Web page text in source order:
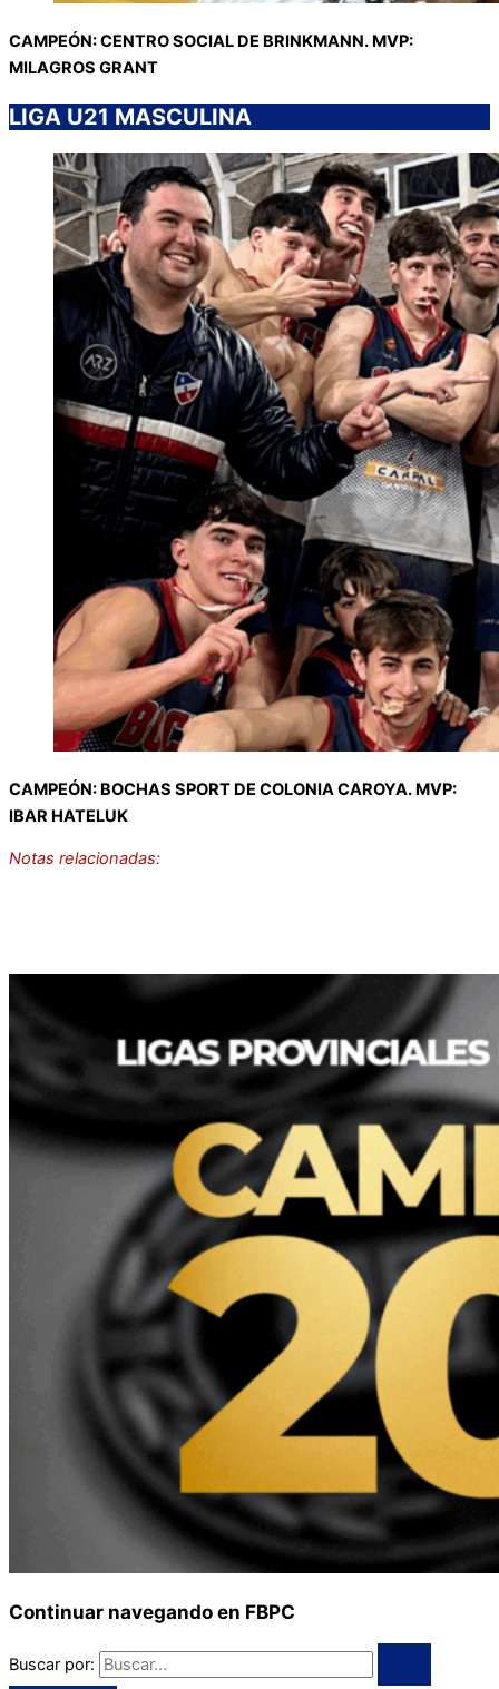
CAMPEÓN: CENTRO SOCIAL DE BRINKMANN. MVP:
MILAGROS GRANT
LIGA U21 MASCULINA
CAMPEÓN: BOCHAS SPORT DE COLONIA CAROYA. MVP:
IBAR HATELUK
Notas relacionadas:
Continuar navegando en FBPC
Buscar por: